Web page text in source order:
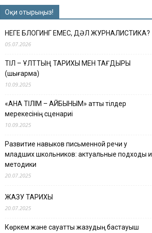
Оқи отырыңыз!
НЕГЕ БЛОГИНГ ЕМЕС, ДӘЛ ЖУРНАЛИСТИКА?
05.07.2026
ТІЛ – ҰЛТТЫҢ ТАРИХЫ МЕН ТАҒДЫРЫ
(шығарма)
10.09.2025
«АНА ТІЛІМ – АЙБЫНЫМ» атты тілдер
мерекесінің сценариі
10.09.2025
Развитие навыков письменной речи у
младших школьников: актуальные подходы и
методики
20.07.2025
ЖАЗУ ТАРИХЫ
20.07.2025
Көркем және сауатты жазудың бастауыш